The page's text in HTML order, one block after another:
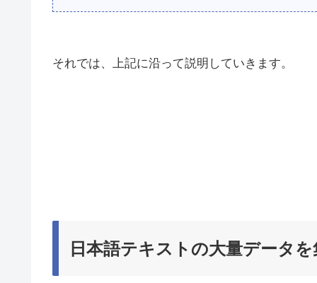
それでは、上記に沿って説明していきます。
日本語テキストの大量データ